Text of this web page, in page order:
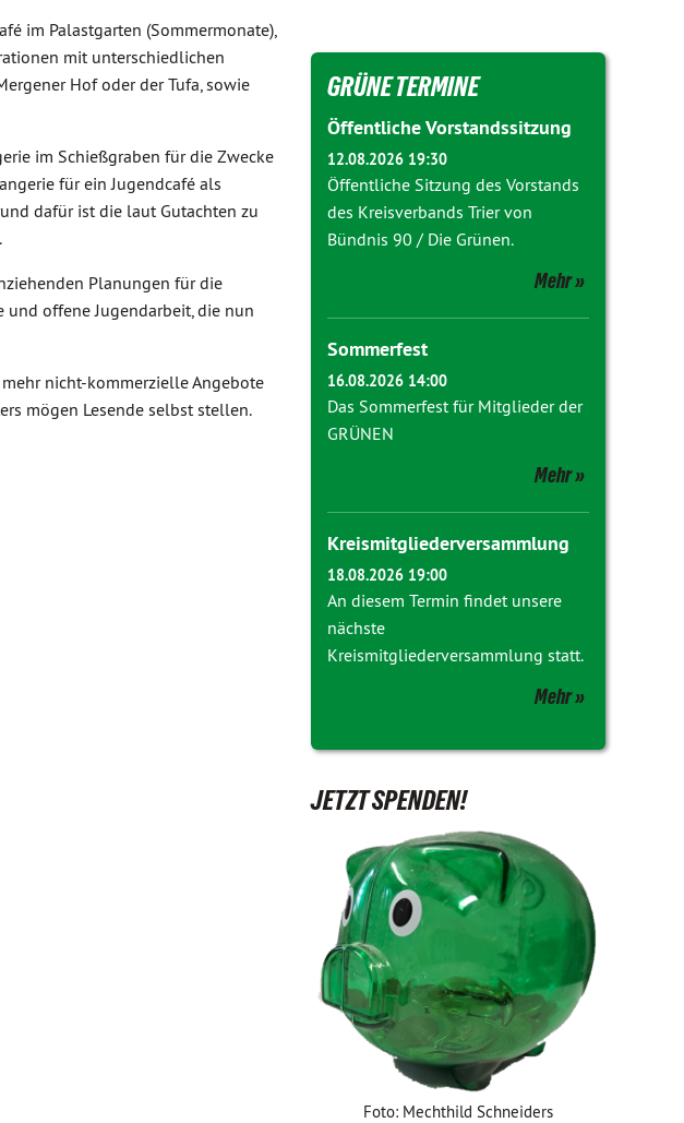
im Palastgarten (Sommermonate),
mit unterschiedlichen
Hof oder der Tufa, sowie
im Schießgraben für die Zwecke
für ein Jugendcafé als
dafür ist die laut Gutachten zu
Planungen für die
offene Jugendarbeit, die nun
nicht-kommerzielle Angebote
mögen Lesende selbst stellen.
GRÜNE TERMINE
Öffentliche Vorstandssitzung
12.08.2026 19:30
Öffentliche Sitzung des Vorstands
des Kreisverbands Trier von
Bündnis 90 / Die Grünen.
Mehr
Sommerfest
16.08.2026 14:00
Das Sommerfest für Mitglieder der
GRÜNEN
Mehr
Kreismitgliederversammlung
18.08.2026 19:00
An diesem Termin findet unsere
nächste
Kreismitgliederversammlung statt.
Mehr
JETZT SPENDEN!
Foto: Mechthild Schneiders